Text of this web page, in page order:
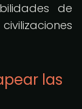
de
las